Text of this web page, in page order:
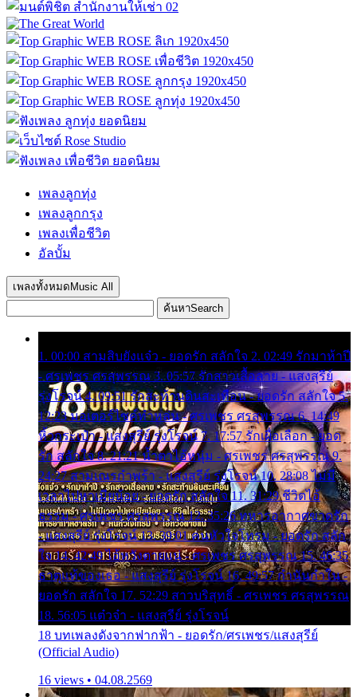
เพลงลูกทุ่ง
เพลงลูกกรุง
เพลงเพื่อชีวิต
อัลบั้ม
เพลงทั้งหมด Music All
ค้นหาSearch
1. 00:00 สามสิบยังแจ๋ว - ยอดรัก สลักใจ 2. 02:49 รักมาห้าปี
- ศรเพชร ศรสุพรรณ 3. 05:57 รักสาวเสื้อลาย - แสงสุรีย์
รุ่งโรจน์ 4. 09:51 รักสะท้านดินสะเทือน - ยอดรัก สลักใจ 5.
12:23 มอเตอร์ไซค์ทำหล่น - ศรเพชร ศรสุพรรณ 6. 14:49
หิ้วกระเป๋า - แสงสุรีย์ รุ่งโรจน์ 7. 17:57 รักเผื่อเลือก - ยอด
รัก สลักใจ 8. 21:21 น้ำตาไอ้หนุ่ม - ศรเพชร ศรสุพรรณ 9.
24:27 สามเณรกำพร้า - แสงสุรีย์ รุ่งโรจน์ 10. 28:08 ไม่มี
เวลาไปหาเมียน้อย - ยอดรัก สลักใจ 11. 31:29 ชีวิตไอ้
ธรรม - ศรเพชร ศรสุพรรณ 12. 35:26 ทหารอากาศขาดรัก
- แสงสุรีย์ รุ่งโรจน์ 13. 39:01 คนหัวใจโทรม - ยอดรัก สลัก
ใจ 14. 42:49 ไอ้หวังตายแน่ - ศรเพชร ศรสุพรรณ 15. 46:35
ธาตุแท้ของเธอ - แสงสุรีย์ รุ่งโรจน์ 16. 49:57 กำนันกำใน -
ยอดรัก สลักใจ 17. 52:29 สาวบริสุทธิ์ - ศรเพชร ศรสุพรรณ
18. 56:05 แต๋วจ๋า - แสงสุรีย์ รุ่งโรจน์
18 บทเพลงดังจากฟากฟ้า - ยอดรัก/ศรเพชร/แสงสุรีย์
(Official Audio)
16 views • 04.08.2569